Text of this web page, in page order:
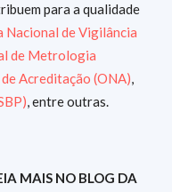
para a qualidade
Nacional de Vigilância
de Metrologia
Acreditação (ONA),
, entre outras.
MAIS NO BLOG DA